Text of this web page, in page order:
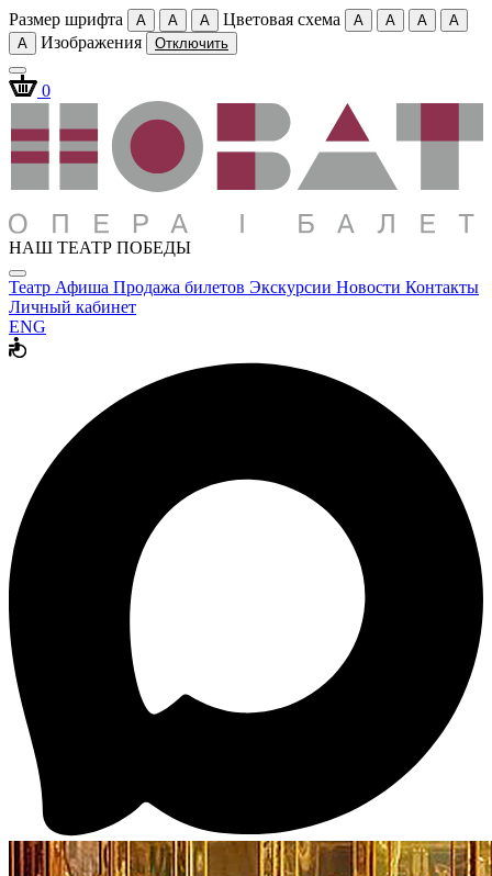
Размер шрифта A A A Цветовая схема A A A
A
A
Изображения Отключить
0
НАШ ТЕАТР ПОБЕДЫ
Театр Афиша Продажа билетов Экскурсии Новости Контакты
Личный кабинет
ENG